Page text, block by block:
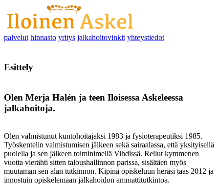
palvelut hinnasto yritys jalkahoitovinkit yhteystiedot
Esittely
Olen Merja Halén ja teen Iloisessa Askeleessa
jalkahoitoja.
Olen valmistunut kuntohoitajaksi 1983 ja fysioterapeutiksi 1985.
Työskentelin valmistumisen jälkeen sekä sairaalassa, että yksityisellä
puolella ja sen jälkeen toiminimellä Vihdissä. Reilut kymmenen
vuotta vierähti sitten taloushallinnon parissa, sisältäen myös
muutaman sen alan tutkinnon. Kipinä opiskeluun heräsi taas 2012 ja
innostuin opiskelemaan jalkahoidon ammattitutkintoa.